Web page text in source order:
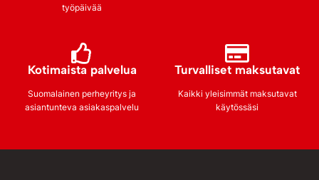
työpäivää
Kotimaista palvelua
Suomalainen perheyritys ja
asiantunteva asiakaspalvelu
Turvalliset maksutavat
Kaikki yleisimmät maksutavat
käytössäsi